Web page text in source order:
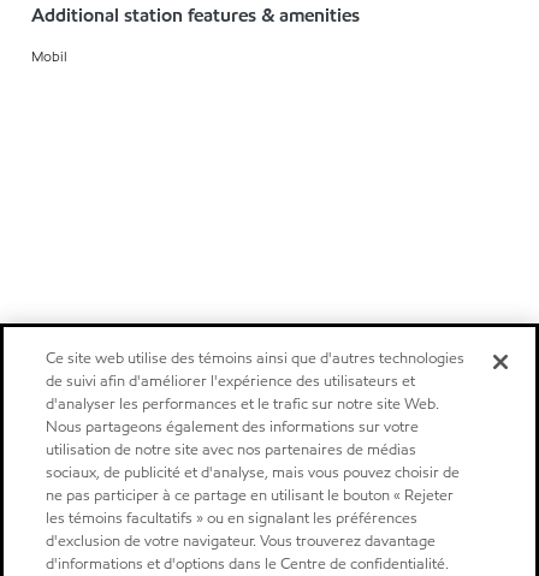
Additional station features & amenities
Mobil
Ce site web utilise des témoins ainsi que d'autres technologies
de suivi afin d'améliorer l'expérience des utilisateurs et
d'analyser les performances et le trafic sur notre site Web.
Nous partageons également des informations sur votre
utilisation de notre site avec nos partenaires de médias
sociaux, de publicité et d'analyse, mais vous pouvez choisir de
ne pas participer à ce partage en utilisant le bouton « Rejeter
les témoins facultatifs » ou en signalant les préférences
d'exclusion de votre navigateur. Vous trouverez davantage
d'informations et d'options dans le Centre de confidentialité.